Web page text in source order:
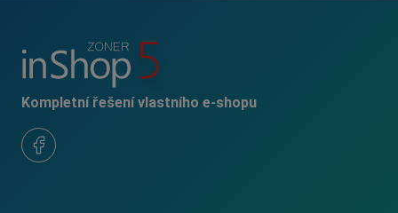
Kompletní řešení vlastního e-shopu